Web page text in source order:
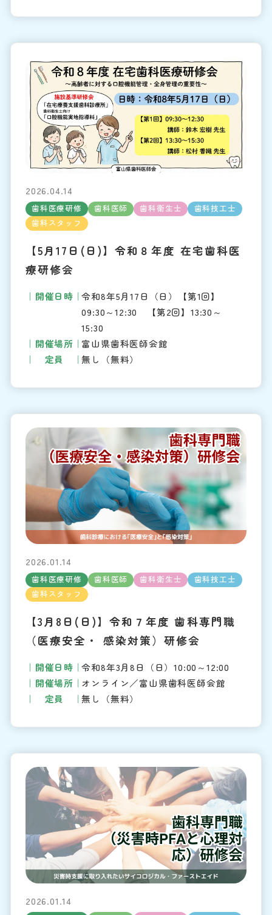
2026.04.14
歯科医療研修 歯科医師 歯科衛生士
歯科技工士
歯科スタッフ
【5月17日(日)】令和８年度 在宅歯科医
療研修会
開催日時
令和8年5月17日（日）【第1回】
09:30～12:30 【第2回】13:30～
15:30
開催場所
富山県歯科医師会館
定員
無し（無料）
2026.01.14
歯科医療研修 歯科医師 歯科衛生士
歯科技工士
歯科スタッフ
【3月8日(日)】令和７年度 歯科専門職
（医療安全・ 感染対策）研修会
開催日時
令和8年3月8日（日）10:00～12:00
開催場所
オンライン／富山県歯科医師会館
定員
無し（無料）
2026.01.14